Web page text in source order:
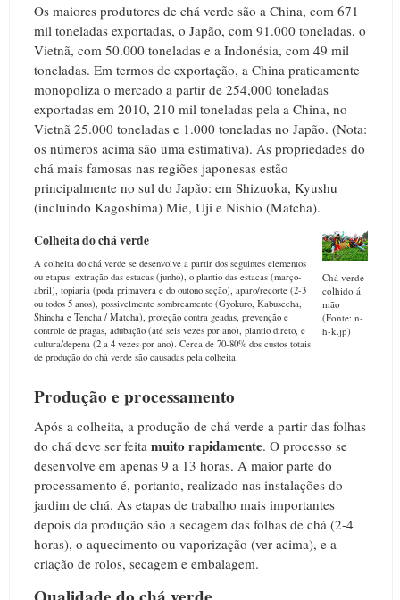
Os maiores produtores de chá verde são a China, com 671
mil toneladas exportadas, o Japão, com 91.000 toneladas, o
Vietnã, com 50.000 toneladas e a Indonésia, com 49 mil
toneladas. Em termos de exportação, a China praticamente
monopoliza o mercado a partir de 254,000 toneladas
exportadas em 2010, 210 mil toneladas pela a China, no
Vietnã 25.000 toneladas e 1.000 toneladas no Japão. (Nota:
os números acima são uma estimativa). As propriedades do
chá mais famosas nas regiões japonesas estão
principalmente no sul do Japão: em Shizuoka, Kyushu
(incluindo Kagoshima) Mie, Uji e Nishio (Matcha).
Colheita do chá verde
A colheita do chá verde se desenvolve a partir dos seguintes elementos
ou etapas: extração das estacas (junho), o plantio das estacas (março-
abril), topiaria (poda primavera e do outono seção), aparo/recorte (2-3
ou todos 5 anos), possivelmente sombreamento (Gyokuro, Kabusecha,
Shincha e Tencha / Matcha), proteção contra geadas, prevenção e
controle de pragas, adubação (até seis vezes por ano), plantio direto, e
cultura/depena (2 a 4 vezes por ano). Cerca de 70-80% dos custos totais
de produção do chá verde são causadas pela colheita.
Chá verde
colhido á
mão
(Fonte: n-
h-k.jp)
Produção e processamento
Após a colheita, a produção de chá verde a partir das folhas
do chá deve ser feita muito rapidamente. O processo se
desenvolve em apenas 9 a 13 horas. A maior parte do
processamento é, portanto, realizado nas instalações do
jardim de chá. As etapas de trabalho mais importantes
depois da produção são a secagem das folhas de chá (2-4
horas), o aquecimento ou vaporização (ver acima), e a
criação de rolos, secagem e embalagem.